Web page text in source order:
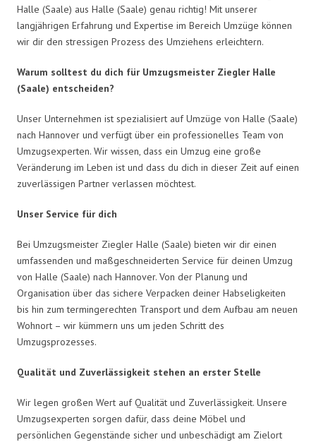
Halle (Saale) aus Halle (Saale) genau richtig! Mit unserer
langjährigen Erfahrung und Expertise im Bereich Umzüge können
wir dir den stressigen Prozess des Umziehens erleichtern.
Warum solltest du dich für Umzugsmeister Ziegler Halle
(Saale) entscheiden?
Unser Unternehmen ist spezialisiert auf Umzüge von Halle (Saale)
nach Hannover und verfügt über ein professionelles Team von
Umzugsexperten. Wir wissen, dass ein Umzug eine große
Veränderung im Leben ist und dass du dich in dieser Zeit auf einen
zuverlässigen Partner verlassen möchtest.
Unser Service für dich
Bei Umzugsmeister Ziegler Halle (Saale) bieten wir dir einen
umfassenden und maßgeschneiderten Service für deinen Umzug
von Halle (Saale) nach Hannover. Von der Planung und
Organisation über das sichere Verpacken deiner Habseligkeiten
bis hin zum termingerechten Transport und dem Aufbau am neuen
Wohnort – wir kümmern uns um jeden Schritt des
Umzugsprozesses.
Qualität und Zuverlässigkeit stehen an erster Stelle
Wir legen großen Wert auf Qualität und Zuverlässigkeit. Unsere
Umzugsexperten sorgen dafür, dass deine Möbel und
persönlichen Gegenstände sicher und unbeschädigt am Zielort